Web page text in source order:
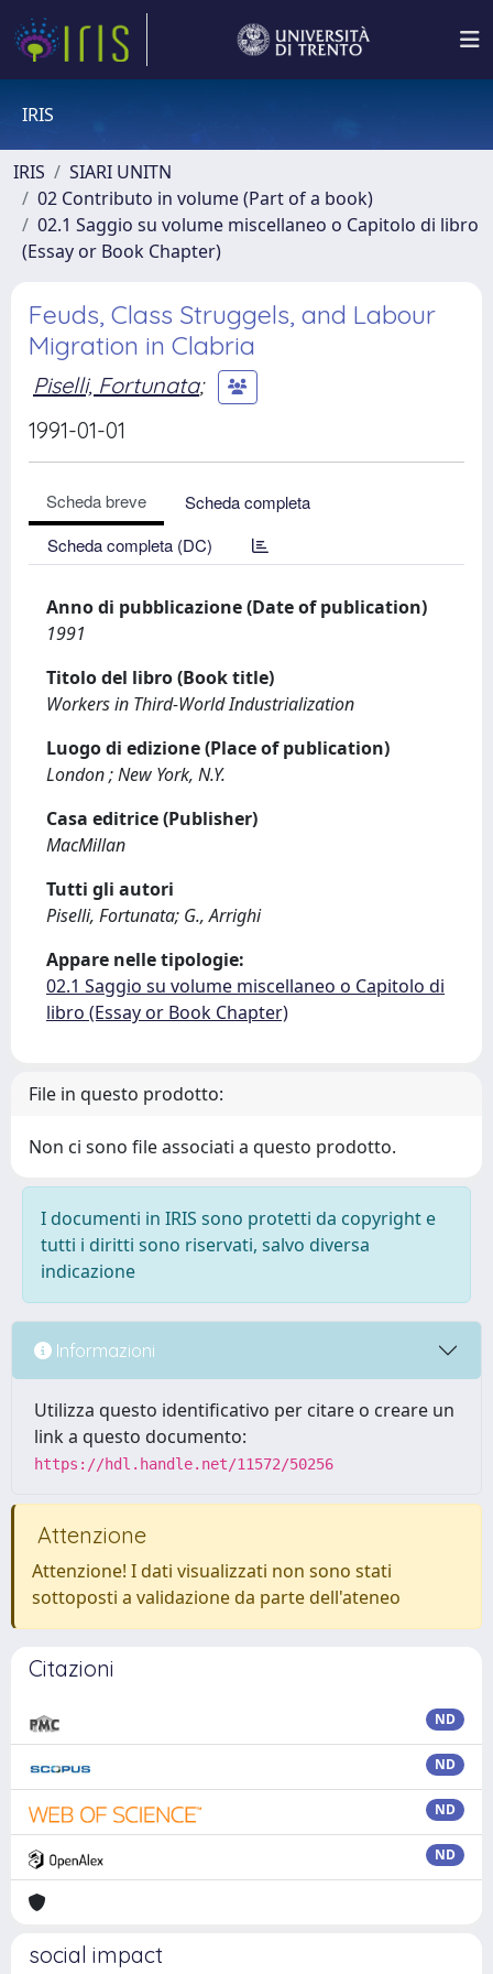
IRIS
IRIS
SIARI UNITN
02 Contributo in volume (Part of a book)
02.1 Saggio su volume miscellaneo o Capitolo di libro
(Essay or Book Chapter)
Feuds, Class Struggels, and Labour
Migration in Clabria
Piselli, Fortunata;
1991-01-01
Scheda breve
Scheda completa
Scheda completa (DC)
Anno di pubblicazione (Date of publication)
1991
Titolo del libro (Book title)
Workers in Third-World Industrialization
Luogo di edizione (Place of publication)
London ; New York, N.Y.
Casa editrice (Publisher)
MacMillan
Tutti gli autori
Piselli, Fortunata; G., Arrighi
Appare nelle tipologie:
02.1 Saggio su volume miscellaneo o Capitolo di
libro (Essay or Book Chapter)
File in questo prodotto:
Non ci sono file associati a questo prodotto.
I documenti in IRIS sono protetti da copyright e
tutti i diritti sono riservati, salvo diversa
indicazione
Informazioni
Utilizza questo identificativo per citare o creare un
link a questo documento:
https://hdl.handle.net/11572/50256
Attenzione
Attenzione! I dati visualizzati non sono stati
sottoposti a validazione da parte dell'ateneo
Citazioni
ND
ND
ND
ND
social impact